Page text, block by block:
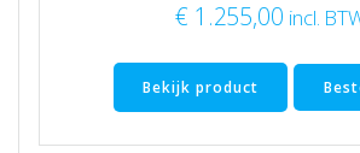
€ 1.255,00 incl.
Bekijk product